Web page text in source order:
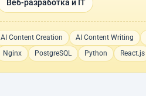
Веб-разработка и IT
AI Content Creation AI Content Writing
Nginx PostgreSQL Python React.js